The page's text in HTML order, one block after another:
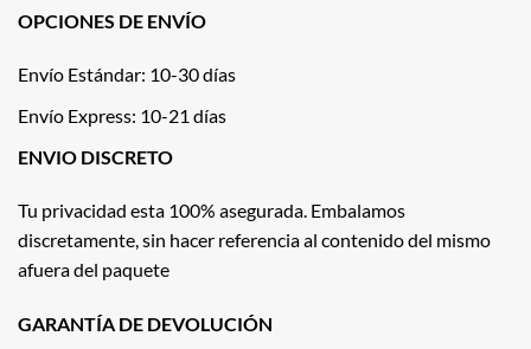
OPCIONES DE ENVÍO
Envío Estándar: 10-30 días
Envío Express: 10-21 días
ENVIO DISCRETO
Tu privacidad esta 100% asegurada. Embalamos
discretamente, sin hacer referencia al contenido del mismo
afuera del paquete
GARANTÍA DE DEVOLUCIÓN